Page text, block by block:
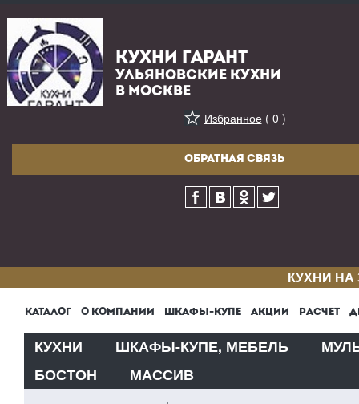
КУХНИ ГАРАНТ
УЛЬЯНОВСКИЕ КУХНИ
В МОСКВЕ
Избранное( 0 )
ОБРАТНАЯ СВЯЗЬ
КУХНИ
КАТАЛОГ О КОМПАНИИ ШКАФЫ-КУПЕ АКЦИИ РАСЧЕТ
КУХНИ ШКАФЫ-КУПЕ, МЕБЕЛЬ
БОСТОН
МАССИВ